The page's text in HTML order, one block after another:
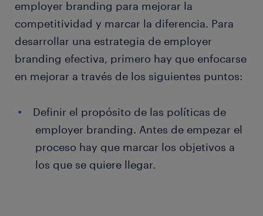
employer branding para mejorar la
competitividad y marcar la diferencia. Para
desarrollar una estrategia de employer
branding efectiva, primero hay que enfocarse
en mejorar a través de los siguientes puntos:
Definir el propósito de las políticas de
employer branding. Antes de empezar el
proceso hay que marcar los objetivos a
los que se quiere llegar.